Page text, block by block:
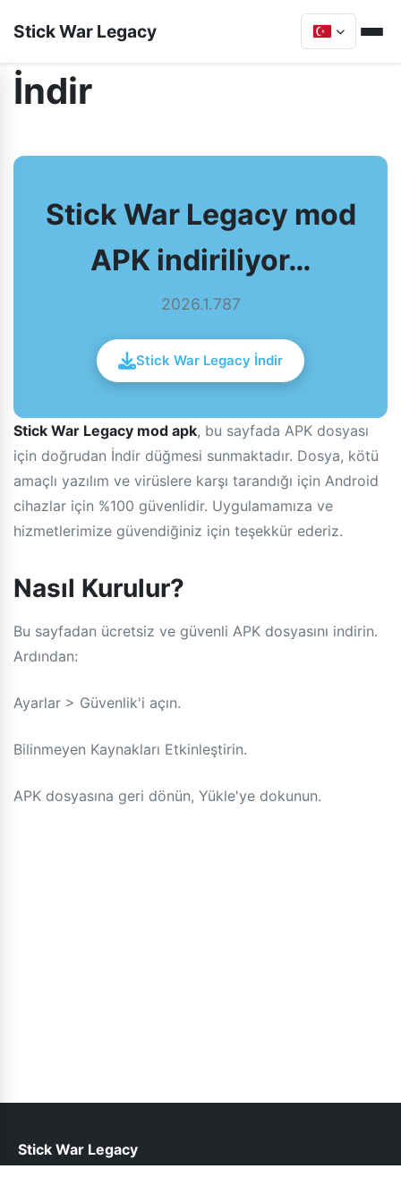
Stick War Legacy
İndir
Stick War Legacy mod
APK indiriliyor…
2026.1.787
Stick War Legacy İndir
Stick War Legacy mod apk, bu sayfada APK dosyası
için doğrudan İndir düğmesi sunmaktadır. Dosya, kötü
amaçlı yazılım ve virüslere karşı tarandığı için Android
cihazlar için %100 güvenlidir. Uygulamamıza ve
hizmetlerimize güvendiğiniz için teşekkür ederiz.
Nasıl Kurulur?
Bu sayfadan ücretsiz ve güvenli APK dosyasını indirin.
Ardından:
Ayarlar > Güvenlik'i açın.
Bilinmeyen Kaynakları Etkinleştirin.
APK dosyasına geri dönün, Yükle'ye dokunun.
Stick War Legacy